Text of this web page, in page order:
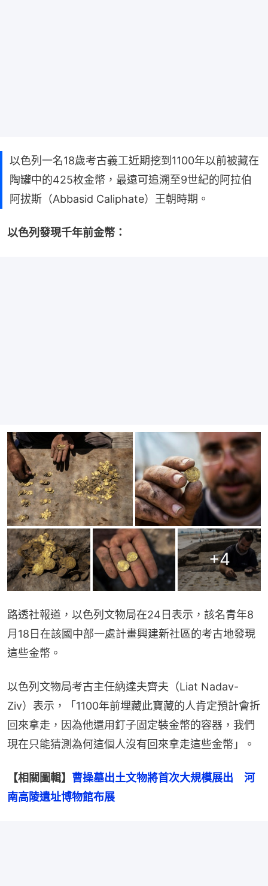
以色列一名18歲考古義工近期挖到1100年以前被藏在
陶罐中的425枚金幣，最遠可追溯至9世紀的阿拉伯
阿拔斯（Abbasid Caliphate）王朝時期。
以色列發現千年前金幣：
+4
路透社報道，以色列文物局在24日表示，該名青年8
月18日在該國中部一處計畫興建新社區的考古地發現
這些金幣。
以色列文物局考古主任納達夫齊夫（Liat Nadav-
Ziv）表示，「1100年前埋藏此寶藏的人肯定預計會折
回來拿走，因為他還用釘子固定裝金幣的容器，我們
現在只能猜測為何這個人沒有回來拿走這些金幣」。
【相關圖輯】 曹操墓出土文物將首次大規模展出　河
南高陵遺址博物館布展